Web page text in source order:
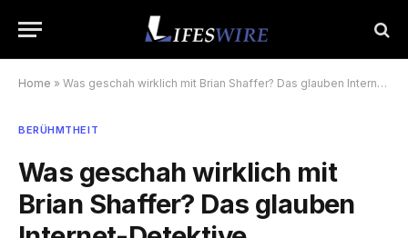
Home » Was geschah wirklich mit Brian Shaffer? Das glauben Internet-Detektive.
BERÜHMTHEIT
Was geschah wirklich mit
Brian Shaffer? Das glauben